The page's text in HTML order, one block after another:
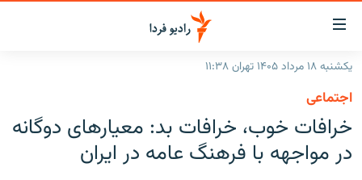
لینک‌های
قابلیت
دسترسی
بازگشت
منوی
اصلی
ایران
جهان
یکشنبه ۱۸ مرداد ۱۴۰۵ تهران ۱۱:۳۸
اجتماعی
خرافات خوب، خرافات بد: معیارهای دوگانه
در مواجهه با فرهنگ عامه در ایران